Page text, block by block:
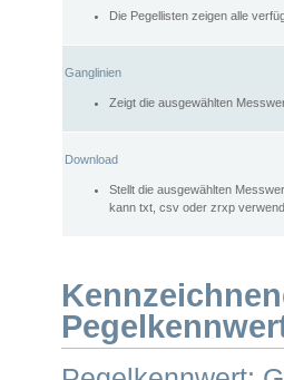
Die Pegellisten zeigen alle
Ganglinien
Zeigt die ausgewählten
Download
Stellt die ausgewählten
kann txt, csv oder zrxp